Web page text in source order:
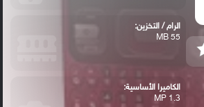
الرام / التخزين:
55 MB
الكاميرا الأساسية:
1.3 MP